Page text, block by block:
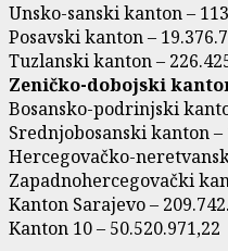
Unsko-sanski kanton –
Posavski kanton –
Tuzlanski kanton –
Zeničko-dobojski kanton
Bosansko-podrinjski
Srednjobosanski kanton –
Hercegovačko-
Zapadnohercegovački
Kanton Sarajevo –
Kanton 10 – 50.520.971,22